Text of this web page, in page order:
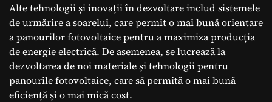
Alte tehnologii și inovații în dezvoltare includ sistemele
de urmărire a soarelui, care permit o mai bună orientare
a panourilor fotovoltaice pentru a maximiza producția
de energie electrică. De asemenea, se lucrează la
dezvoltarea de noi materiale și tehnologii pentru
panourile fotovoltaice, care să permită o mai bună
eficiență și o mai mică cost.